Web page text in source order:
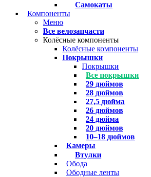
Самокаты
Компоненты
Меню
Все велозапчасти
Колёсные компоненты
Колёсные компоненты
Покрышки
Покрышки
Все покрышки
29 дюймов
28 дюймов
27,5 дюйма
26 дюймов
24 дюйма
20 дюймов
10–18 дюймов
Камеры
Втулки
Обода
Ободные ленты